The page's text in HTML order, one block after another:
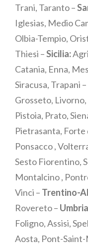
Trani, Taranto –
Iglesias, Medio
Olbia-Tempio,
Thiesi –Sicilia:
Catania, Enna,
Siracusa, Trapani –
Grosseto, Livorno,
Pistoia, Prato,
Pietrasanta,
Ponsacco ,
Sesto Fiorentino,
Montalcino ,
Vinci – Trentino-
Rovereto –
Foligno, Assisi,
Aosta, Pont-